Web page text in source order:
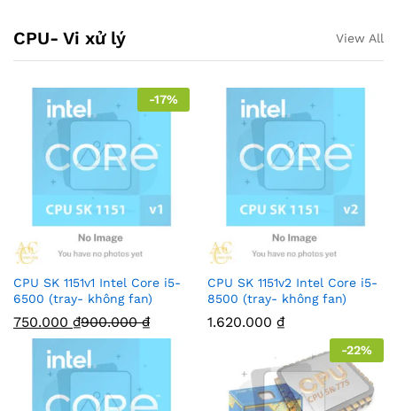
CPU- Vi xử lý View All
-17%
CPU SK 1151v1 Intel Core i5-
6500 (tray- không fan)
750.000 ₫900.000₫
CPU SK 1151v2 Intel Core i5-
8500 (tray- không fan)
1.620.000 ₫
-22%